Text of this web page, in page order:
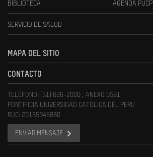
BIBLIOTECA AGENDA PUCP
SERVICIO DE SALUD
MAPA DEL SITIO
CONTACTO
TELÉFONO: (51) 626-2000 , ANEXO 5581
PONTIFICIA UNIVERSIDAD CATOLICA DEL PERU
RUC: 20155945860
ENVIAR MENSAJE